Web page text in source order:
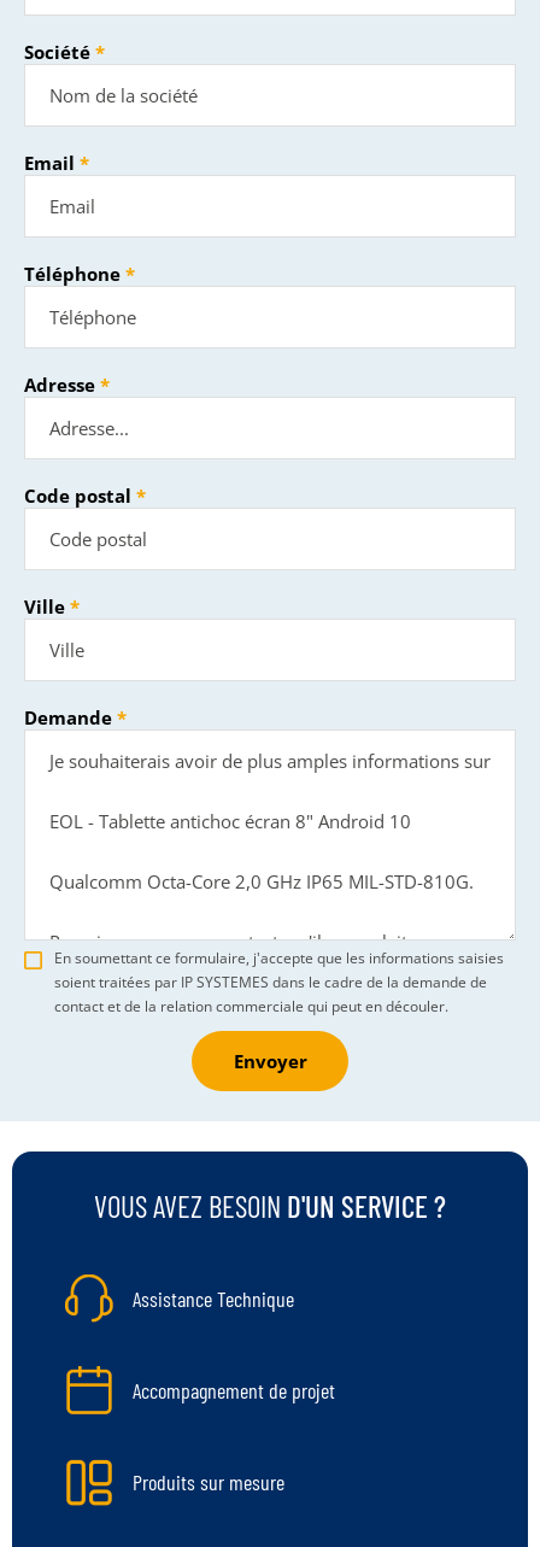
Société
Email
Téléphone
Adresse
Code postal
Ville
Demande
En soumettant ce formulaire, j'accepte que les informations saisies
soient traitées par IP SYSTEMES dans le cadre de la demande de
contact et de la relation commerciale qui peut en découler.
Envoyer
VOUS AVEZ BESOIN D'UN SERVICE ?
Assistance Technique
Accompagnement de projet
Produits sur mesure